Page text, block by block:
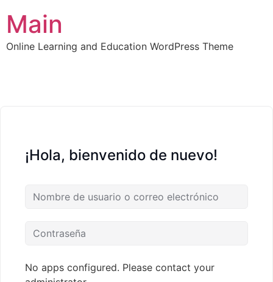
Main
Online Learning and Education WordPress Theme
¡Hola, bienvenido de nuevo!
No apps configured. Please contact your